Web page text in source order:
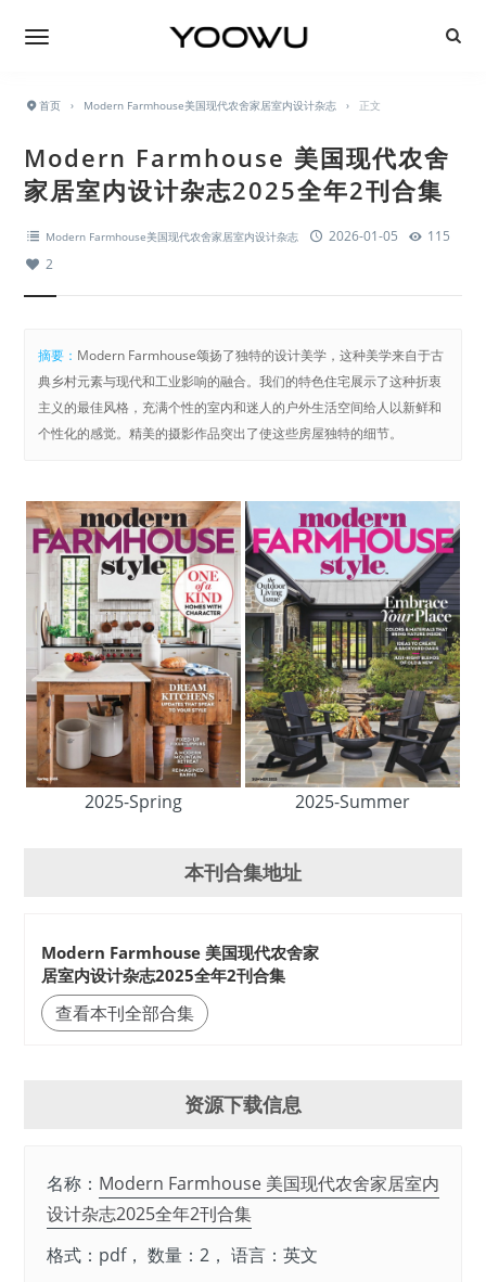
首页 › Modern Farmhouse美国现代农舍家居室内设计杂志 › 正文
Modern Farmhouse 美国现代农舍
家居室内设计杂志2025全年2刊合集
Modern Farmhouse美国现代农舍家居室内设计杂志 2026-01-05
115
2
摘要： Modern Farmhouse颂扬了独特的设计美学，这种美学来自于古
典乡村元素与现代和工业影响的融合。我们的特色住宅展示了这种折衷
主义的最佳风格，充满个性的室内和迷人的户外生活空间给人以新鲜和
个性化的感觉。精美的摄影作品突出了使这些房屋独特的细节。
2025-Spring 2025-Summer
本刊合集地址
Modern Farmhouse 美国现代农舍家
居室内设计杂志2025全年2刊合集
查看本刊全部合集
资源下载信息
名称： Modern Farmhouse 美国现代农舍家居室内
设计杂志2025全年2刊合集
格式：pdf， 数量：2， 语言：英文